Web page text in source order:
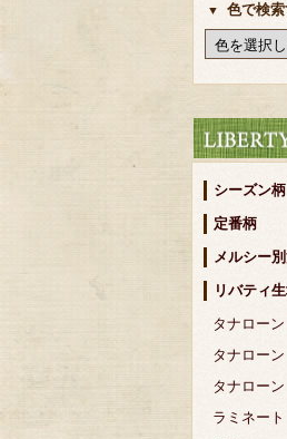
色で検索
シーズン柄
定番柄
メルシー
リバティ
タナローン
タナローン
タナローン
ラミネート